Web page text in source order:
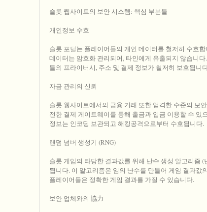
슬롯 웹사이트의 보안 시스템: 핵심 부분들
개인정보 수호
슬롯 포털는 플레이어들의 개인 데이터를 철저히 수호
데이터는 암호화 관리되어, 타인에게 유출되지 않습니
들의 프라이버시, 주소 및 결제 정보가 철저히 보호됩니
자금 관리의 신뢰
슬롯 웹사이트에서의 금융 거래 또한 엄격한 수준의 보
전한 결제 게이트웨이를 통해 출금과 입금 이용할 수 있
정보는 인코딩 보관되고 해킹공격으로부터 수호됩니다.
랜덤 넘버 생성기 (RNG)
슬롯 게임의 타당한 결과값를 위해 난수 생성 알고리즘
됩니다. 이 알고리즘은 임의 난수를 만들어 게임 결과값
플레이어들은 정확한 게임 결과를 가질 수 있습니다.
보안 업체와의 協力